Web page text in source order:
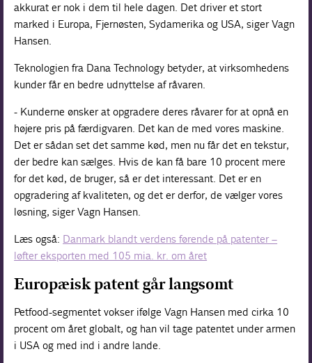
akkurat er nok i dem til hele dagen. Det driver et stort
marked i Europa, Fjernøsten, Sydamerika og USA, siger Vagn
Hansen.
Teknologien fra Dana Technology betyder, at virksomhedens
kunder får en bedre udnyttelse af råvaren.
- Kunderne ønsker at opgradere deres råvarer for at opnå en
højere pris på færdigvaren. Det kan de med vores maskine.
Det er sådan set det samme kød, men nu får det en tekstur,
der bedre kan sælges. Hvis de kan få bare 10 procent mere
for det kød, de bruger, så er det interessant. Det er en
opgradering af kvaliteten, og det er derfor, de vælger vores
løsning, siger Vagn Hansen.
Læs også: Danmark blandt verdens førende på patenter –
løfter eksporten med 105 mia. kr. om året
Europæisk patent går langsomt
Petfood-segmentet vokser ifølge Vagn Hansen med cirka 10
procent om året globalt, og han vil tage patentet under armen
i USA og med ind i andre lande.